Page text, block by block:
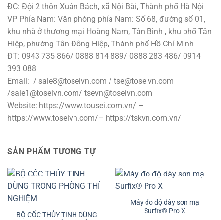
ĐC: Đội 2 thôn Xuân Bách, xã Nội Bài, Thành phố Hà Nội
VP Phía Nam: Văn phòng phía Nam: Số 68, đường số 01,
khu nhà ở thương mại Hoàng Nam, Tân Bình , khu phố Tân
Hiệp, phường Tân Đông Hiệp, Thành phố Hồ Chí Minh
ĐT: 0943 735 866/ 0888 814 889/ 0888 283 486/ 0914
393 088
Email: / sale8@toseivn.com / tse@toseivn.com
/sale1@toseivn.com/ tsevn@toseivn.com
Website: https://www.tousei.com.vn/ –
https://www.toseivn.com/– https://tskvn.com.vn/
SẢN PHẨM TƯƠNG TỰ
BỘ CỐC THỦY TINH DÙNG
Máy đo độ dày sơn mạ
Surfix® Pro X